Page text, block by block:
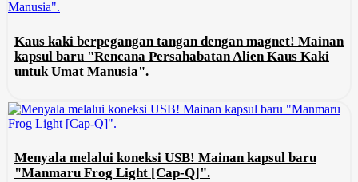
Kaus kaki berpegangan tangan dengan magnet! Mainan
kapsul baru "Rencana Persahabatan Alien Kaus Kaki
untuk Umat Manusia".
Menyala melalui koneksi USB! Mainan kapsul baru
"Manmaru Frog Light [Cap-Q]".